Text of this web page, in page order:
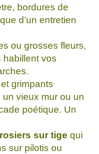
bordures de
d’un entretien
ou grosses fleurs,
habillent vos
et grimpants
vieux mur ou un
poétique. Un
sur tige qui
sur pilotis ou